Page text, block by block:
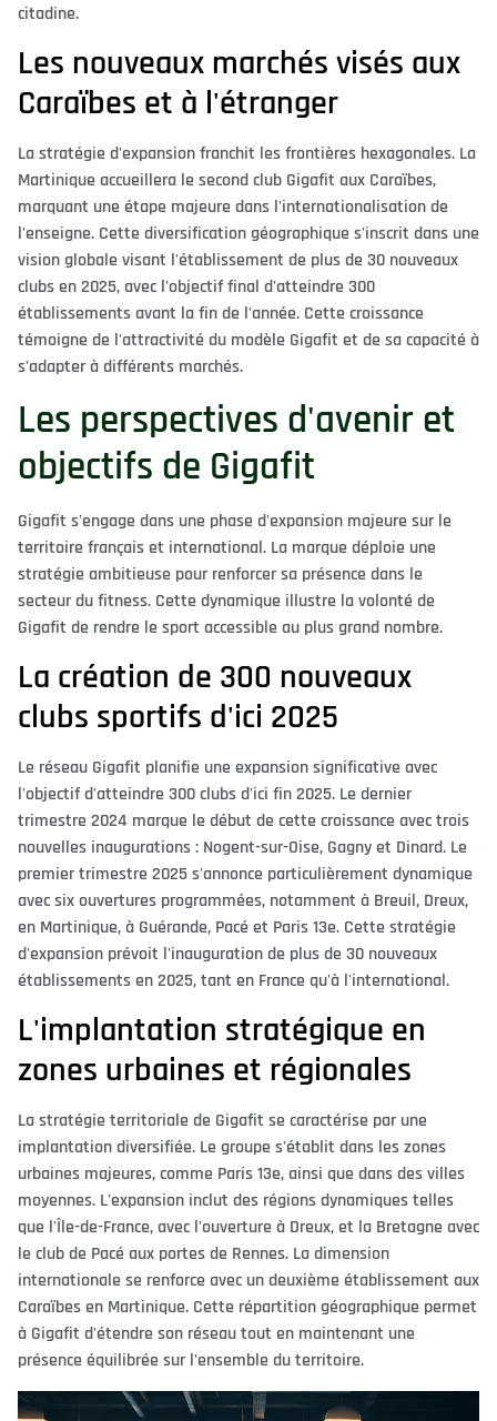
citadine.
Les nouveaux marchés visés aux
Caraïbes et à l'étranger
La stratégie d'expansion franchit les frontières hexagonales. La
Martinique accueillera le second club Gigafit aux Caraïbes,
marquant une étape majeure dans l'internationalisation de
l'enseigne. Cette diversification géographique s'inscrit dans une
vision globale visant l'établissement de plus de 30 nouveaux
clubs en 2025, avec l'objectif final d'atteindre 300
établissements avant la fin de l'année. Cette croissance
témoigne de l'attractivité du modèle Gigafit et de sa capacité à
s'adapter à différents marchés.
Les perspectives d'avenir et
objectifs de Gigafit
Gigafit s'engage dans une phase d'expansion majeure sur le
territoire français et international. La marque déploie une
stratégie ambitieuse pour renforcer sa présence dans le
secteur du fitness. Cette dynamique illustre la volonté de
Gigafit de rendre le sport accessible au plus grand nombre.
La création de 300 nouveaux
clubs sportifs d'ici 2025
Le réseau Gigafit planifie une expansion significative avec
l'objectif d'atteindre 300 clubs d'ici fin 2025. Le dernier
trimestre 2024 marque le début de cette croissance avec trois
nouvelles inaugurations : Nogent-sur-Oise, Gagny et Dinard. Le
premier trimestre 2025 s'annonce particulièrement dynamique
avec six ouvertures programmées, notamment à Breuil, Dreux,
en Martinique, à Guérande, Pacé et Paris 13e. Cette stratégie
d'expansion prévoit l'inauguration de plus de 30 nouveaux
établissements en 2025, tant en France qu'à l'international.
L'implantation stratégique en
zones urbaines et régionales
La stratégie territoriale de Gigafit se caractérise par une
implantation diversifiée. Le groupe s'établit dans les zones
urbaines majeures, comme Paris 13e, ainsi que dans des villes
moyennes. L'expansion inclut des régions dynamiques telles
que l'Île-de-France, avec l'ouverture à Dreux, et la Bretagne avec
le club de Pacé aux portes de Rennes. La dimension
internationale se renforce avec un deuxième établissement aux
Caraïbes en Martinique. Cette répartition géographique permet
à Gigafit d'étendre son réseau tout en maintenant une
présence équilibrée sur l'ensemble du territoire.